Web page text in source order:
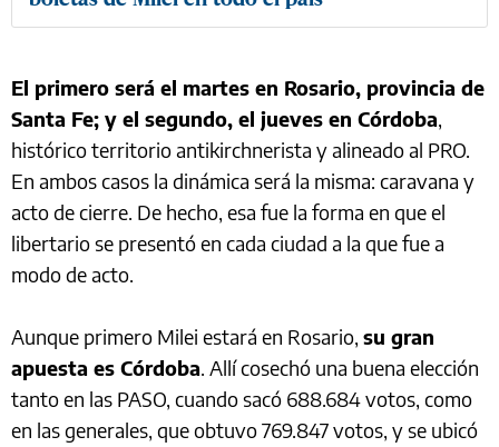
El primero será el martes en Rosario, provincia de
Santa Fe; y el segundo, el jueves en Córdoba,
histórico territorio antikirchnerista y alineado al PRO.
En ambos casos la dinámica será la misma: caravana y
acto de cierre. De hecho, esa fue la forma en que el
libertario se presentó en cada ciudad a la que fue a
modo de acto.
Aunque primero Milei estará en Rosario, su gran
apuesta es Córdoba. Allí cosechó una buena elección
tanto en las PASO, cuando sacó 688.684 votos, como
en las generales, que obtuvo 769.847 votos, y se ubicó